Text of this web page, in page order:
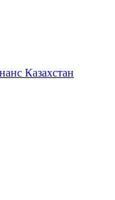
Казахстан